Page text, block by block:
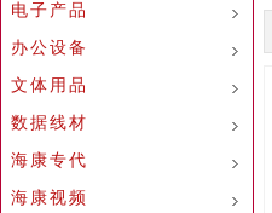
电子产品
办公设备
文体用品
数据线材
海康专代
海康视频